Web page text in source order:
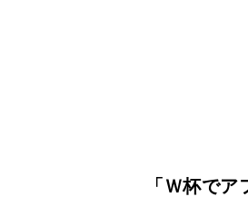
「Ｗ杯で